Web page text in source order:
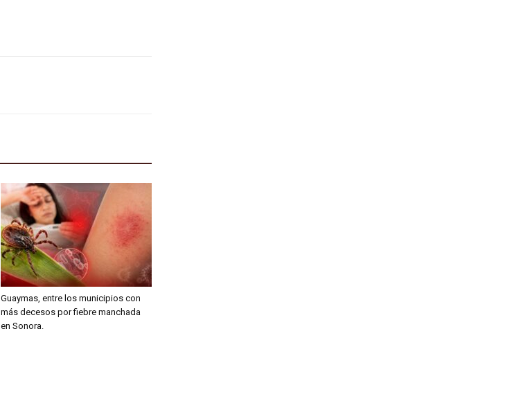
Guaymas, entre los municipios con
más decesos por fiebre manchada
en Sonora.